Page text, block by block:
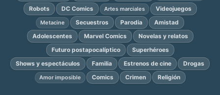
Robots DC Comics Artes marciales Videojuegos
Metacine Secuestros Parodia
Amistad
Adolescentes
Marvel Comics
Novelas y relatos
Futuro postapocalíptico
Superhéroes
Shows y espectáculos
Familia Estrenos de cine Drogas
Amor imposible Comics Crimen Religión